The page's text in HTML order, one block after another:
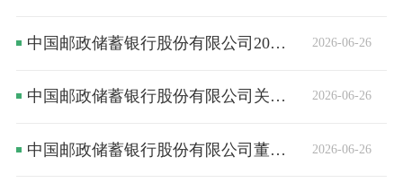
2026-06-26
中国邮政储蓄银行股份有限公司2025年年度股东会决议公告
2026-06-26
中国邮政储蓄银行股份有限公司关于董事离任的公告
2026-06-26
中国邮政储蓄银行股份有限公司董事会决议公告